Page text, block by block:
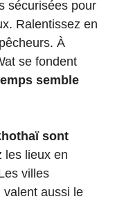
sécurisées pour
Ralentissez en
À
se fondent
semble
sont
les lieux en
villes
valent aussi le